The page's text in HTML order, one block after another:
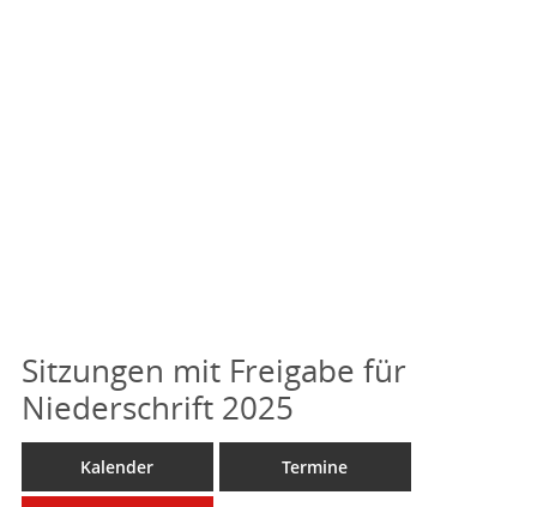
Sitzungen mit Freigabe für
Niederschrift 2025
Kalender Termine